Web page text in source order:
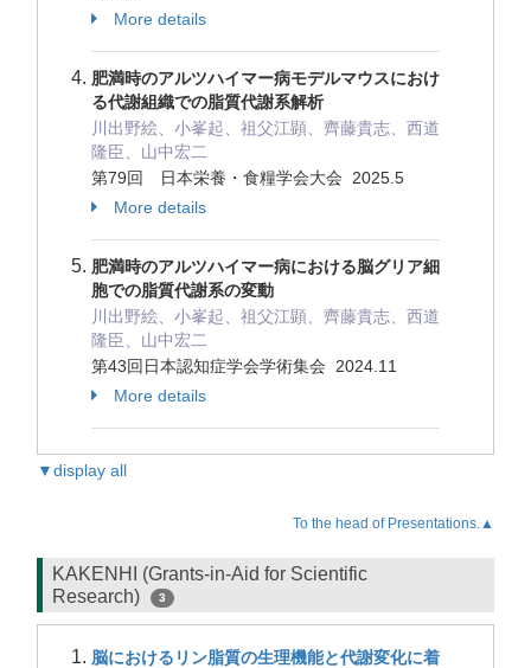
More details
肥満時のアルツハイマー病モデルマウスにおけ
る代謝組織での脂質代謝系解析
川出野絵、小峯起、祖父江顕、齊藤貴志、西道
隆臣、山中宏二
第79回 日本栄養・食糧学会大会 2025.5
More details
肥満時のアルツハイマー病における脳グリア細
胞での脂質代謝系の変動
川出野絵、小峯起、祖父江顕、齊藤貴志、西道
隆臣、山中宏二
第43回日本認知症学会学術集会 2024.11
More details
▼display all
To the head of Presentations.▲
KAKENHI (Grants-in-Aid for Scientific
Research)
3
脳におけるリン脂質の生理機能と代謝変化に着